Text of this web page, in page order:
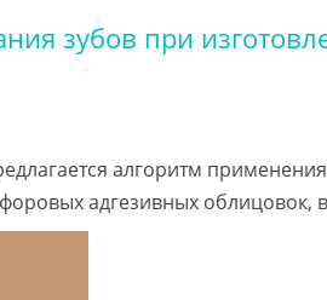
зубов при
алгоритм
адгезивных облицовок,